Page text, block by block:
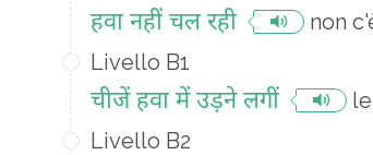
हवा नहीं चल रही
non
Livello B1
चीजें हवा में उड़ने लगीं
Livello B2